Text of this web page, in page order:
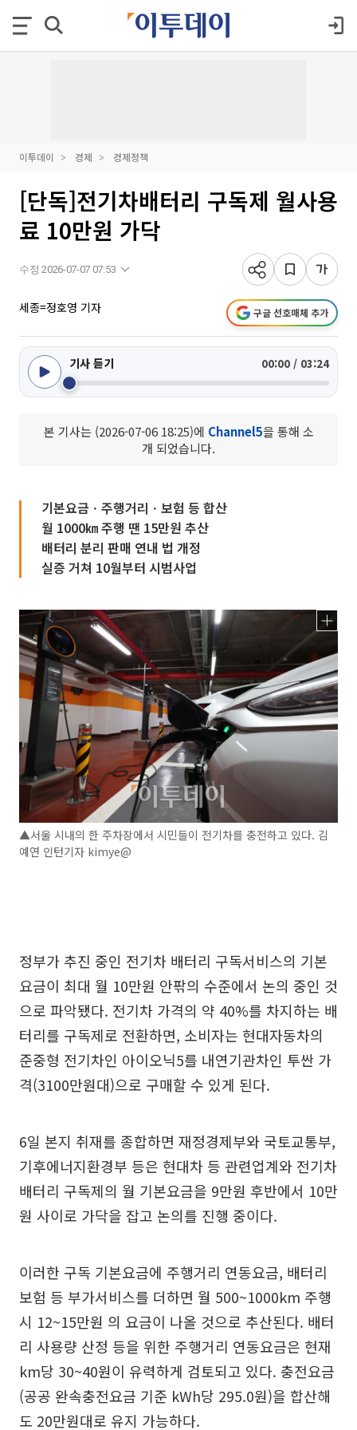
이투데이 경제 경제정책
[단독]전기차배터리 구독제 월사용
료 10만원 가닥
수정 2026-07-07 07:53
세종=정호영 기자 구글 선호매체 추가
기사 듣기 00:00 / 03:24
본 기사는 (2026-07-06 18:25)에 Channel5을 통해 소
개 되었습니다.
기본요금ㆍ주행거리ㆍ보험 등 합산
월 1000㎞ 주행 땐 15만원 추산
배터리 분리 판매 연내 법 개정
실증 거쳐 10월부터 시범사업
▲서울 시내의 한 주차장에서 시민들이 전기차를 충전하고 있다. 김
예연 인턴기자 kimye@
정부가 추진 중인 전기차 배터리 구독서비스의 기본
요금이 최대 월 10만원 안팎의 수준에서 논의 중인 것
으로 파악됐다. 전기차 가격의 약 40%를 차지하는 배
터리를 구독제로 전환하면, 소비자는 현대자동차의
준중형 전기차인 아이오닉5를 내연기관차인 투싼 가
격(3100만원대)으로 구매할 수 있게 된다.
6일 본지 취재를 종합하면 재정경제부와 국토교통부,
기후에너지환경부 등은 현대차 등 관련업계와 전기차
배터리 구독제의 월 기본요금을 9만원 후반에서 10만
원 사이로 가닥을 잡고 논의를 진행 중이다.
이러한 구독 기본요금에 주행거리 연동요금, 배터리
보험 등 부가서비스를 더하면 월 500~1000km 주행
시 12~15만원 의 요금이 나올 것으로 추산된다. 배터
리 사용량 산정 등을 위한 주행거리 연동요금은 현재
km당 30~40원이 유력하게 검토되고 있다. 충전요금
(공공 완속충전요금 기준 kWh당 295.0원)을 합산해
도 20만원대로 유지 가능하다.